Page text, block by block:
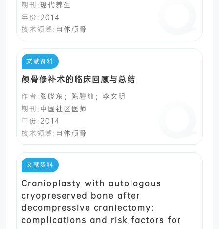
期刊:现代养生
年份: 2014
技术领域: 自体颅骨
文献资料
颅骨修补术的临床回顾与总结
作者: 张晓东；陈碧灿；李文明
期刊: 中国社区医师
年份: 2014
技术领域: 自体颅骨
文献资料
Cranioplasty with autologous
cryopreserved bone after
decompressive craniectomy:
complications and risk factors for